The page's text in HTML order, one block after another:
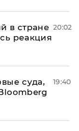
в стране
реакция
20:02
суда,
19:40